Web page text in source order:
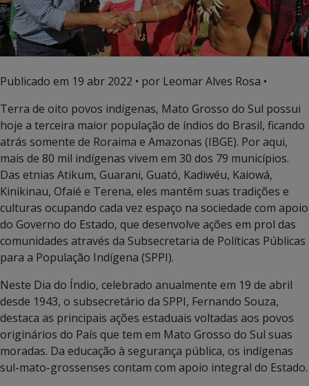
Publicado em 19 abr 2022 • por Leomar Alves Rosa •
Terra de oito povos indígenas, Mato Grosso do Sul possui
hoje a terceira maior população de índios do Brasil, ficando
atrás somente de Roraima e Amazonas (IBGE). Por aqui,
mais de 80 mil indígenas vivem em 30 dos 79 municípios.
Das etnias Atikum, Guarani, Guató, Kadiwéu, Kaiowá,
Kinikinau, Ofaié e Terena, eles mantêm suas tradições e
culturas ocupando cada vez espaço na sociedade com apoio
do Governo do Estado, que desenvolve ações em prol das
comunidades através da Subsecretaria de Políticas Públicas
para a População Indígena (SPPI).
Neste Dia do Índio, celebrado anualmente em 19 de abril
desde 1943, o subsecretário da SPPI, Fernando Souza,
destaca as principais ações estaduais voltadas aos povos
originários do País que tem em Mato Grosso do Sul suas
moradas. Da educação à segurança pública, os indígenas
sul-mato-grossenses contam com apoio integral do Estado.